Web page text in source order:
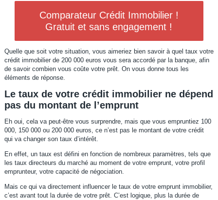
Comparateur Crédit Immobilier !
Gratuit et sans engagement !
Quelle que soit votre situation, vous aimeriez bien savoir à quel taux votre
crédit immobilier de 200 000 euros vous sera accordé par la banque, afin
de savoir combien vous coûte votre prêt. On vous donne tous les
éléments de réponse.
Le taux de votre crédit immobilier ne dépend
pas du montant de l’emprunt
Eh oui, cela va peut-être vous surprendre, mais que vous empruntiez 100
000, 150 000 ou 200 000 euros, ce n’est pas le montant de votre crédit
qui va changer son taux d’intérêt.
En effet, un taux est défini en fonction de nombreux paramètres, tels que
les taux directeurs du marché au moment de votre emprunt, votre profil
emprunteur, votre capacité de négociation.
Mais ce qui va directement influencer le taux de votre emprunt immobilier,
c’est avant tout la durée de votre prêt. C’est logique, plus la durée de